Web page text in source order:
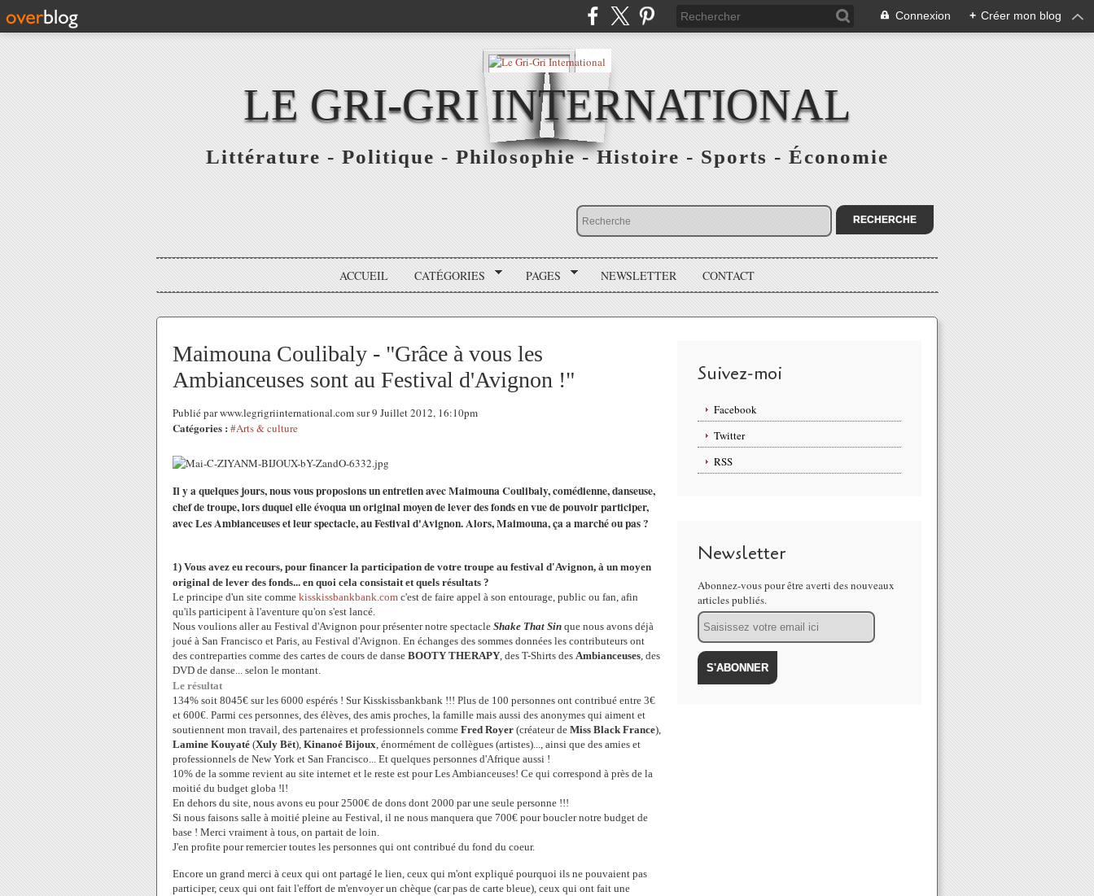
Connexion + Créer mon blog
LE GRI-GRI INTERNATIONAL
Littérature - Politique - Philosophie - Histoire - Sports - Économie
ACCUEIL CATÉGORIES PAGES NEWSLETTER CONTACT
Maimouna Coulibaly - "Grâce à vous les
Ambianceuses sont au Festival d'Avignon !"
Publié par www.legrigriinternational.com sur 9 Juillet 2012, 16:10pm
Catégories : #Arts & culture
Il y a quelques jours, nous vous proposions un entretien avec Maimouna Coulibaly, comédienne, danseuse,
chef de troupe, lors duquel elle évoqua un original moyen de lever des fonds en vue de pouvoir participer,
avec Les Ambianceuses et leur spectacle, au Festival d'Avignon. Alors, Maimouna, ça a marché ou pas ?
1) Vous avez eu recours, pour financer la participation de votre troupe au festival d'Avignon, à un moyen
original de lever des fonds... en quoi cela consistait et quels résultats ?
Le principe d'un site comme kisskissbankbank.com c'est de faire appel à son entourage, public ou fan, afin
qu'ils participent à l'aventure qu'on s'est lancé.
Nous voulions aller au Festival d'Avignon pour présenter notre spectacle Shake That Sin que nous avons déjà
joué à San Francisco et Paris, au Festival d'Avignon. En échanges des sommes données les contributeurs ont
des contreparties comme des cartes de cours de danse BOOTY THERAPY, des T-Shirts des Ambianceuses, des
DVD de danse... selon le montant.
Le résultat
134% soit 8045€ sur les 6000 espérés ! Sur Kisskissbankbank !!! Plus de 100 personnes ont contribué entre 3€
et 600€. Parmi ces personnes, des élèves, des amis proches, la famille mais aussi des anonymes qui aiment et
soutiennent mon travail, des partenaires et professionnels comme Fred Royer (créateur de Miss Black France),
Lamine Kouyaté (Xuly Bët), Kinanoé Bijoux, énormément de collègues (artistes)..., ainsi que des amies et
professionnels de New York et San Francisco... Et quelques personnes d'Afrique aussi !
10% de la somme revient au site internet et le reste est pour Les Ambianceuses! Ce qui correspond à près de la
moitié du budget globa !l!
En dehors du site, nous avons eu pour 2500€ de dons dont 2000 par une seule personne !!!
Si nous faisons salle à moitié pleine au Festival, il ne nous manquera que 700€ pour boucler notre budget de
base ! Merci vraiment à tous, on partait de loin.
J'en profite pour remercier toutes les personnes qui ont contribué du fond du coeur.
Encore un grand merci à ceux qui ont partagé le lien, ceux qui m'ont expliqué pourquoi ils ne pouvaient pas
participer, ceux qui ont fait l'effort de m'envoyer un chèque (car pas de carte bleue), ceux qui ont fait une
Suivez-moi
Facebook
Twitter
RSS
Newsletter
Abonnez-vous pour être averti des nouveaux
articles publiés.
Email